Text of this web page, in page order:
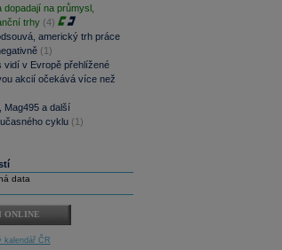
dopadají na průmysl,
trhy (4)
americký trh práce
(1)
vidí v Evropě přehlížené
akcií očekává více než
Mag495 a další
cyklu (1)
data
ONLINE
kalendář ČR